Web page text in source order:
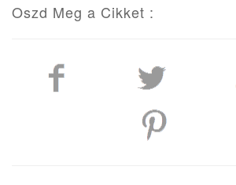
Oszd Meg a Cikket :